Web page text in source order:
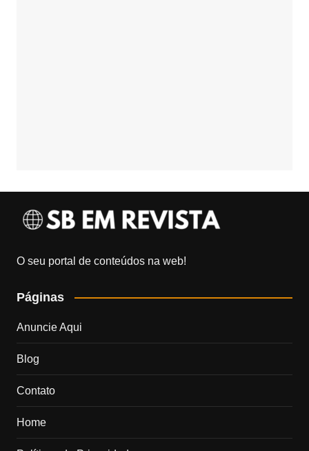
O seu portal de conteúdos na web!
Páginas
Anuncie Aqui
Blog
Contato
Home